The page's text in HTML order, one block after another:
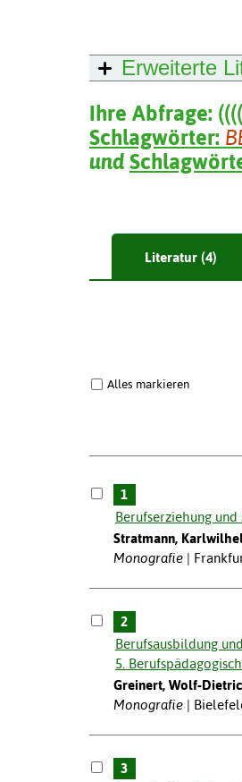
Erweiterte
Ihre Abfrage: ((((
Schlagwörter:
und
Literatur (4)
Alles markieren
1
Berufserziehung und
Stratmann,
Monografie
2
Berufsausbildung
5.
Greinert, Wolf-
Monografie
3